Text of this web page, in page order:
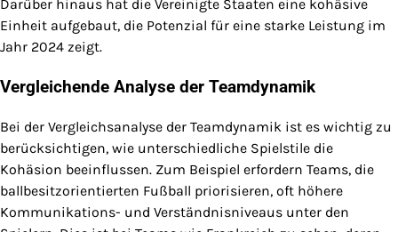
Darüber hinaus hat die Vereinigte Staaten eine kohäsive
Einheit aufgebaut, die Potenzial für eine starke Leistung im
Jahr 2024 zeigt.
Vergleichende Analyse der Teamdynamik
Bei der Vergleichsanalyse der Teamdynamik ist es wichtig zu
berücksichtigen, wie unterschiedliche Spielstile die
Kohäsion beeinflussen. Zum Beispiel erfordern Teams, die
ballbesitzorientierten Fußball priorisieren, oft höhere
Kommunikations- und Verständnisniveaus unter den